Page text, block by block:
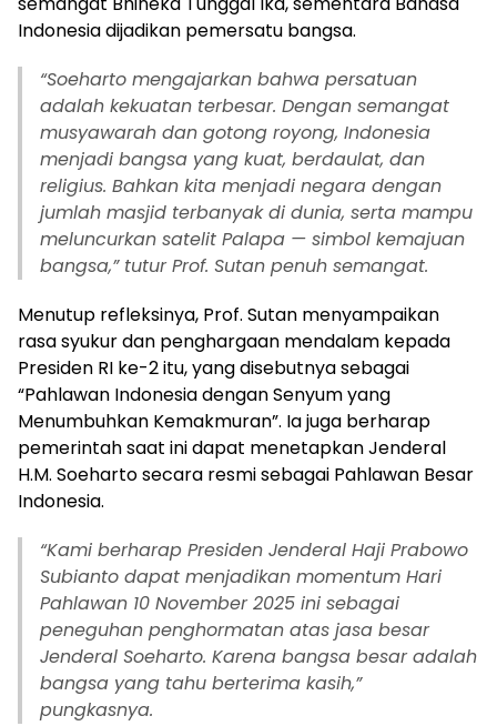
Indonesia dijadikan pemersatu bangsa.
“Soeharto mengajarkan bahwa persatuan
adalah kekuatan terbesar. Dengan semangat
musyawarah dan gotong royong, Indonesia
menjadi bangsa yang kuat, berdaulat, dan
religius. Bahkan kita menjadi negara dengan
jumlah masjid terbanyak di dunia, serta mampu
meluncurkan satelit Palapa — simbol kemajuan
bangsa,” tutur Prof. Sutan penuh semangat.
Menutup refleksinya, Prof. Sutan menyampaikan
rasa syukur dan penghargaan mendalam kepada
Presiden RI ke-2 itu, yang disebutnya sebagai
“Pahlawan Indonesia dengan Senyum yang
Menumbuhkan Kemakmuran”. Ia juga berharap
pemerintah saat ini dapat menetapkan Jenderal
H.M. Soeharto secara resmi sebagai Pahlawan Besar
Indonesia.
“Kami berharap Presiden Jenderal Haji Prabowo
Subianto dapat menjadikan momentum Hari
Pahlawan 10 November 2025 ini sebagai
peneguhan penghormatan atas jasa besar
Jenderal Soeharto. Karena bangsa besar adalah
bangsa yang tahu berterima kasih,”
pungkasnya.